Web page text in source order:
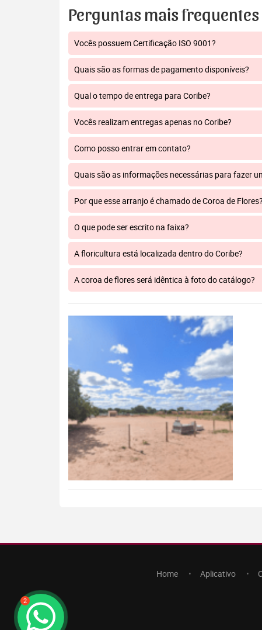
2
Perguntas mais frequentes
Vocês possuem Certificação ISO 9001?
Quais são as formas de pagamento disponíveis?
Qual o tempo de entrega para Coribe?
Vocês realizam entregas apenas no Coribe?
Como posso entrar em contato?
Quais são as informações necessárias para fazer
Por que esse arranjo é chamado de Coroa de Flores?
O que pode ser escrito na faixa?
A floricultura está localizada dentro do Coribe?
A coroa de flores será idêntica à foto do catálogo?
Home Aplicativo